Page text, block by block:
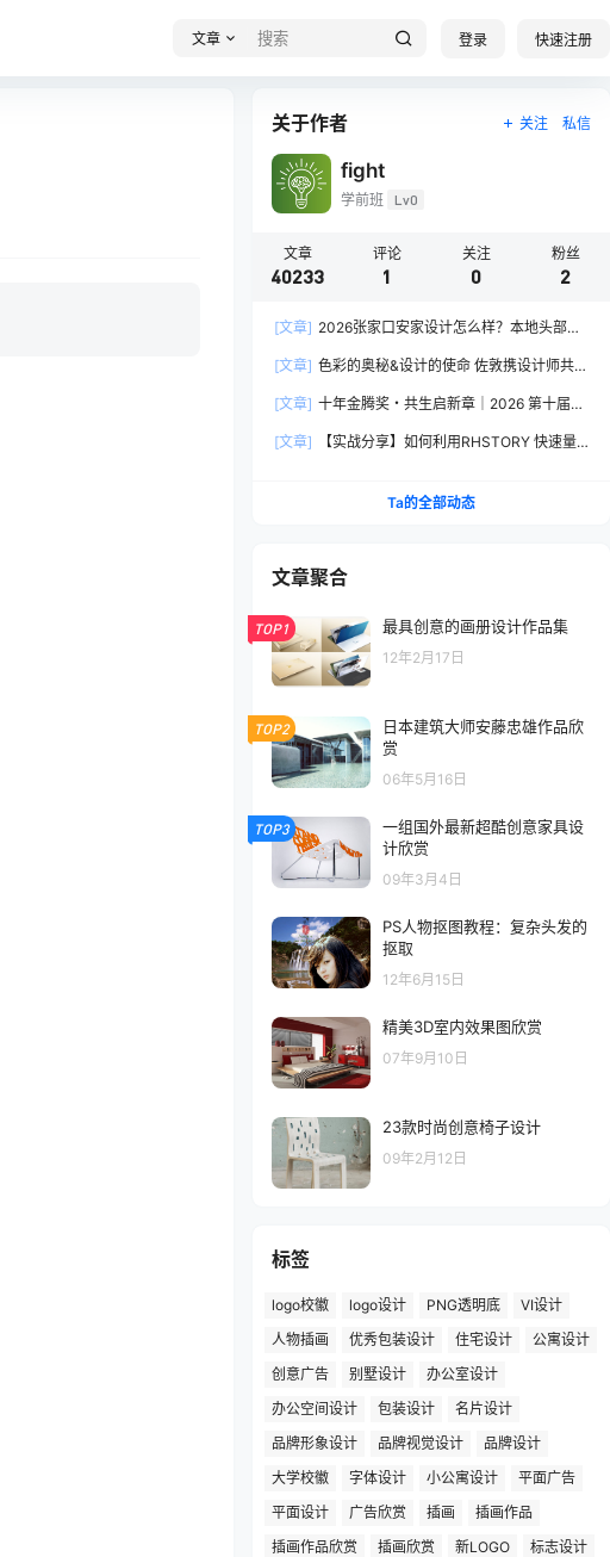
文章 登录 快速注册
关于作者 关注 私信
fight
学前班 Lv0
文章
40233
评论
1
关注
0
粉丝
2
[文章] 2026张家口安家设计怎么样？本地头部全
[文章] 色彩的奥秘&设计的使命 佐敦携设计师共探
[文章] 十年金腾奖・共生启新章｜2026 第十届金
[文章]
【实战分享】如何利用RHSTORY 快速量
Ta的全部动态
文章聚合
TOP1 最具创意的画册设计作品集
12年2月17日
TOP2
日本建筑大师安藤忠雄作品欣
赏
06年5月16日
TOP3
一组国外最新超酷创意家具设
计欣赏
09年3月4日
PS人物抠图教程：复杂头发的
抠取
12年6月15日
精美3D室内效果图欣赏
07年9月10日
23款时尚创意椅子设计
09年2月12日
标签
logo校徽 logo设计 PNG透明底
VI设计
人物插画
优秀包装设计 住宅设计
公寓设计
创意广告
别墅设计
办公室设计
办公空间设计
包装设计
名片设计
品牌形象设计
品牌视觉设计
品牌设计
大学校徽
字体设计 小公寓设计
平面广告
平面设计
广告欣赏 插画
插画作品
插画作品欣赏
插画欣赏 新LOGO
标志设计